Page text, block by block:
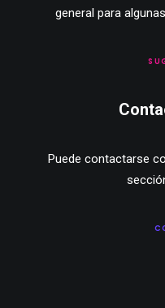
general para
Puede contactarse